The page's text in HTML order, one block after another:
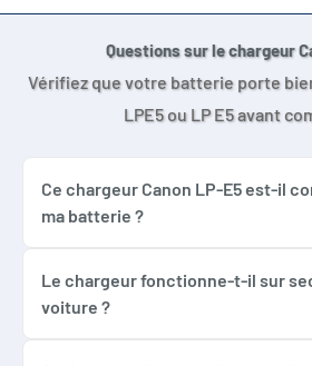
Canon EOS Rebel XS
Canon EOS Rebel XSi
Canon EOS Rebel T1i
Questions sur le chargeur
Vérifiez que votre batterie porte
LPE5 ou LP E5 avant
Ce chargeur Canon LP-E5 est-il
ma batterie ?
avec les batteries LP-E5, LPE5 ou
convient pas aux batteries LP-E6,
Le chargeur fonctionne-t-il sur
voiture ?